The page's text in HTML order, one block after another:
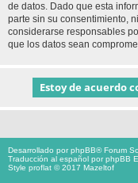
de datos. Dado que esta
parte sin su consentimiento,
considerarse responsables
que los datos sean
Desarrollado porphpBB® Forum
Traducción al español porphpBB
Style proflat © 2017 Mazeltof